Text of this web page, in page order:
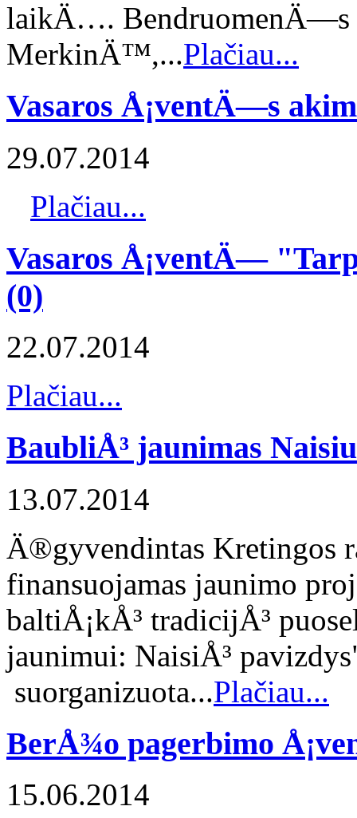
laikÄ…. BendruomenÄ—s
MerkinÄ™,...Plačiau...
Vasaros Å¡ventÄ—s
29.07.2014
Plačiau...
Vasaros Å¡ventÄ—
(0)
22.07.2014
Plačiau...
BaubliÅ³ jaunimas
13.07.2014
Ä®gyvendintas Kretingos
finansuojamas jaunimo
baltiÅ¡kÅ³ tradicijÅ³
jaunimui: NaisiÅ³
suorganizuota...Plačiau...
BerÅ¾o pagerbimo
15.06.2014